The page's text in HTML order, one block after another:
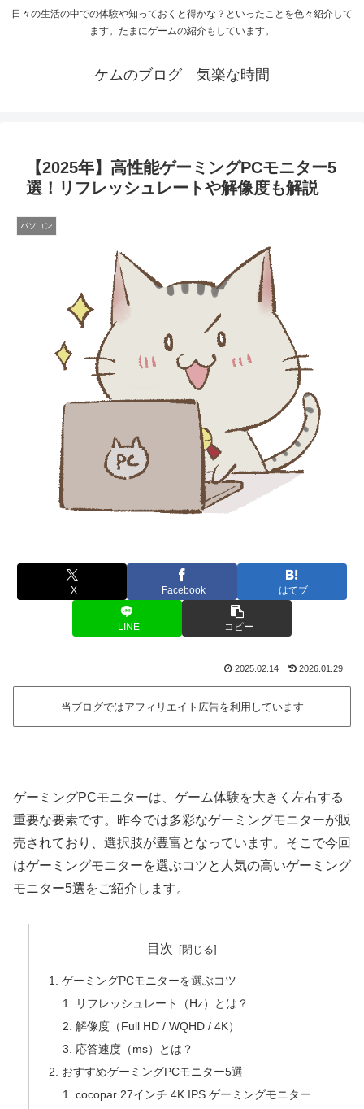
日々の生活の中での体験や知っておくと得かな？といったことを色々紹介して
ます。たまにゲームの紹介もしています。
ケムのブログ 気楽な時間
【2025年】高性能ゲーミングPCモニター5
選！リフレッシュレートや解像度も解説
パソコン
X Facebook はてブ
LINE コピー
2025.02.14 2026.01.29
当ブログではアフィリエイト広告を利用しています
ゲーミングPCモニターは、ゲーム体験を大きく左右する
重要な要素です。昨今では多彩なゲーミングモニターが販
売されており、選択肢が豊富となっています。そこで今回
はゲーミングモニターを選ぶコツと人気の高いゲーミング
モニター5選をご紹介します。
目次
ゲーミングPCモニターを選ぶコツ
リフレッシュレート（Hz）とは？
解像度（Full HD / WQHD / 4K）
応答速度（ms）とは？
おすすめゲーミングPCモニター5選
cocopar 27インチ 4K IPS ゲーミングモニター